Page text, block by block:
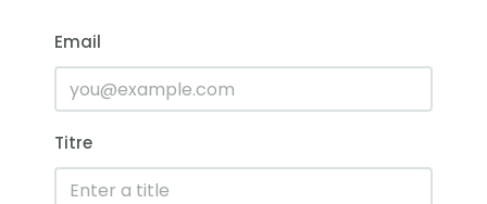
Email
Titre